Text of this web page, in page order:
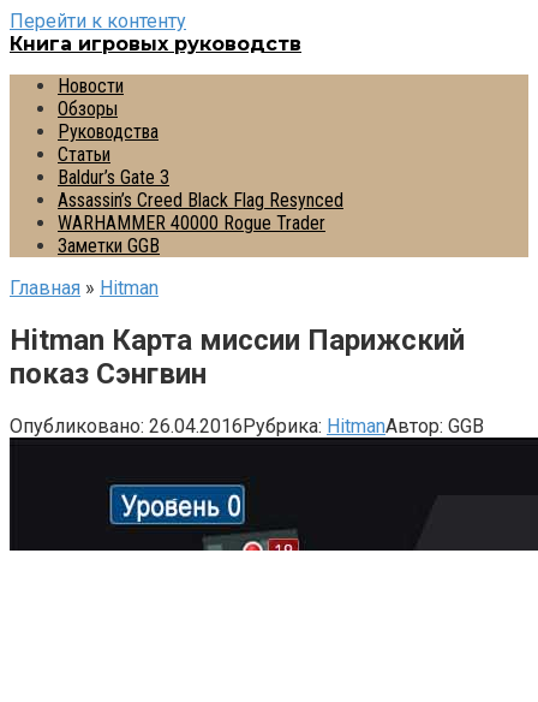
Перейти к контенту
Книга игровых руководств
Новости
Обзоры
Руководства
Статьи
Baldur’s Gate 3
Assassin’s Creed Black Flag Resynced
WARHAMMER 40000 Rogue Trader
Заметки GGB
Главная » Hitman
Hitman Карта миссии Парижский
показ Сэнгвин
Опубликовано: 26.04.2016Рубрика: HitmanАвтор: GGB